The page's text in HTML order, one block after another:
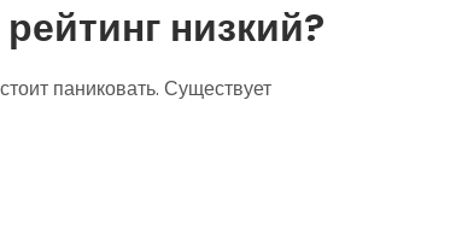
низкий?
паниковать. Существует